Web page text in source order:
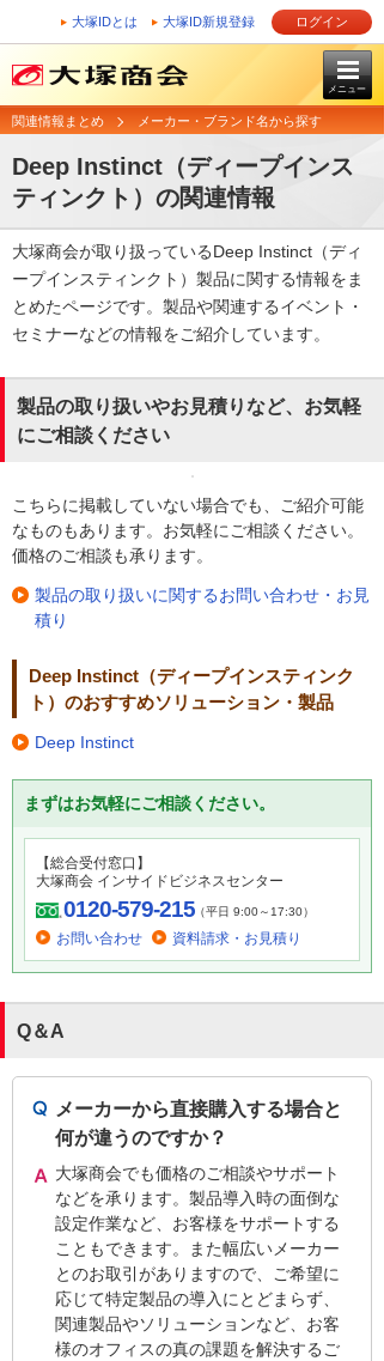
大塚IDとは 大塚ID新規登録 ログイン
メニュー
関連情報まとめ メーカー・ブランド名から探す
Deep Instinct（ディープインス
ティンクト）の関連情報
大塚商会が取り扱っているDeep Instinct（ディ
ープインスティンクト）製品に関する情報をま
とめたページです。製品や関連するイベント・
セミナーなどの情報をご紹介しています。
製品の取り扱いやお見積りなど、お気軽
にご相談ください
こちらに掲載していない場合でも、ご紹介可能
なものもあります。お気軽にご相談ください。
価格のご相談も承ります。
製品の取り扱いに関するお問い合わせ・お見
積り
Deep Instinct（ディープインスティンク
ト）のおすすめソリューション・製品
Deep Instinct
まずはお気軽にご相談ください。
【総合受付窓口】
大塚商会 インサイドビジネスセンター
0120-579-215（平日 9:00～17:30）
お問い合わせ 資料請求・お見積り
Q＆A
メーカーから直接購入する場合と
何が違うのですか？
大塚商会でも価格のご相談やサポート
などを承ります。製品導入時の面倒な
設定作業など、お客様をサポートする
こともできます。また幅広いメーカー
とのお取引がありますので、ご希望に
応じて特定製品の導入にとどまらず、
関連製品やソリューションなど、お客
様のオフィスの真の課題を解決するご